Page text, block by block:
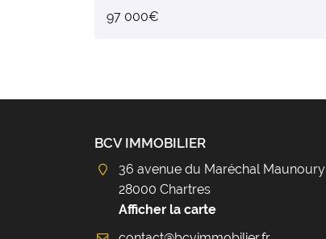
97 000€
BCV IMMOBILIER
36 avenue du Maréchal Maunoury
28000 Chartres
Afficher la carte